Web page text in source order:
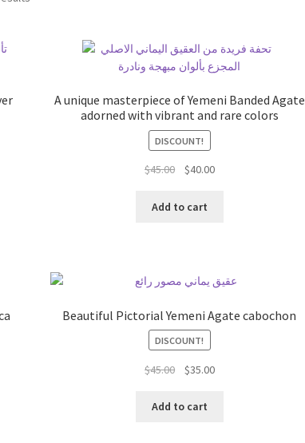
A unique masterpiece of Yemeni Banded Agate
adorned with vibrant and rare colors
DISCOUNT!
$45.00
السعر
هو:
$40.00السعر
Add to cart
Beautiful Pictorial Yemeni Agate cabochon
DISCOUNT!
$45.00
السعر
هو:
$35.00السعر
Add to cart